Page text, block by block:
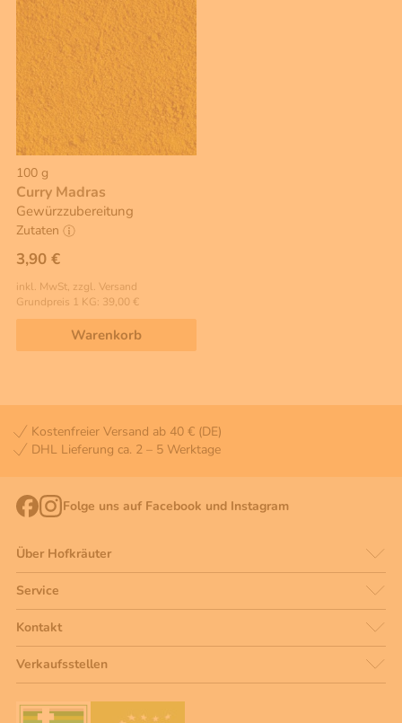
100 g
Curry Madras
Gewürzzubereitung
Zutaten
3,90 €
inkl. MwSt, zzgl. Versand
Grundpreis 1 KG: 39,00 €
Warenkorb
Kostenfreier Versand ab 40 € (DE)
DHL Lieferung ca. 2 – 5 Werktage
Folge uns auf Facebook und Instagram
Über Hofkräuter
Service
Kontakt
Verkaufsstellen